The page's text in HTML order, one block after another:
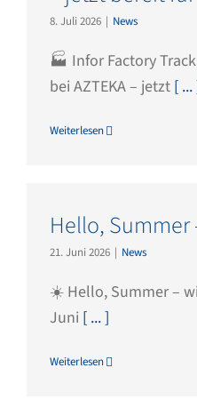
8. Juli 2026 | News
🏭 Infor Factory
bei AZTEKA – jetzt [ ...
Weiterlesen
Hello,
21. Juni 2026 | News
☀️ Hello, Summer –
Juni [ ... ]
Weiterlesen